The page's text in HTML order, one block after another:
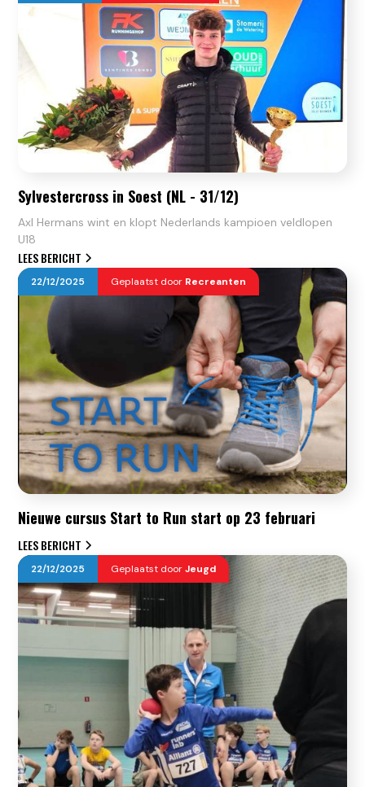
Sylvestercross in Soest (NL - 31/12)
Axl Hermans wint en klopt Nederlands kampioen veldlopen
U18
LEES BERICHT
22/12/2025 Geplaatst door Recreanten
Nieuwe cursus Start to Run start op 23 februari
LEES BERICHT
22/12/2025 Geplaatst doorJeugd